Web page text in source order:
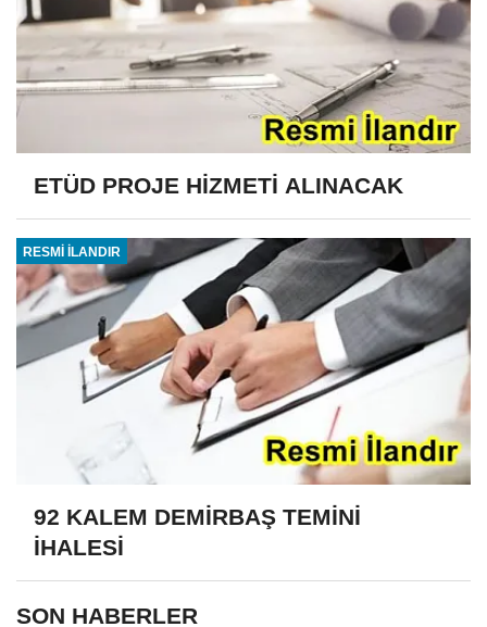
ETÜD PROJE HİZMETİ ALINACAK
RESMİ İLANDIR
92 KALEM DEMİRBAŞ TEMİNİ
İHALESİ
SON HABERLER